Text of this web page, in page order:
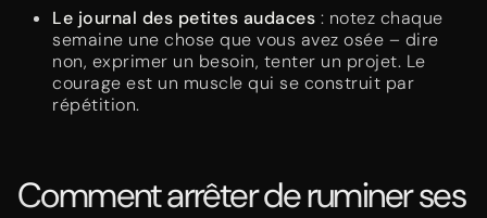
Le journal des petites audaces : notez chaque
semaine une chose que vous avez osée – dire
non, exprimer un besoin, tenter un projet. Le
courage est un muscle qui se construit par
répétition.
Comment arrêter de ruminer ses